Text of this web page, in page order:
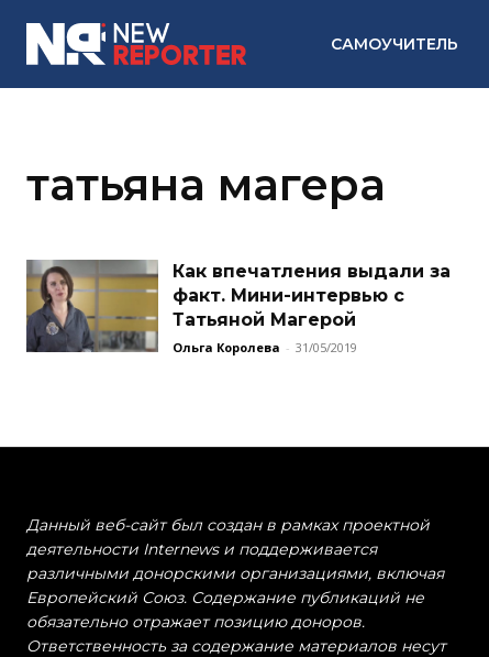
САМОУЧИТЕЛЬ
татьяна магера
Как впечатления выдали за
факт. Мини-интервью с
Татьяной Магерой
Ольга Королева - 31/05/2019
Данный веб-сайт был создан в рамках проектной
деятельности Internews и поддерживается
различными донорскими организациями, включая
Европейский Союз. Содержание публикаций не
обязательно отражает позицию доноров.
Ответственность за содержание материалов несут